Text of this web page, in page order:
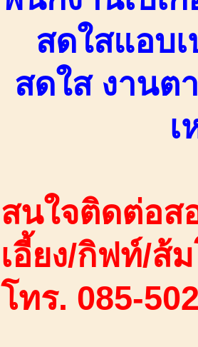
สดใสแอบ
สดใส งานต
เ
สนใจติดต่อส
เอี้ยง/กิฟท์/ส้
โทร. 085-